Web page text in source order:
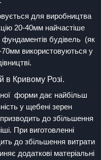
для виробництва
20-40мм найчастіше
фундаментів будівель(як
використовуються у
в Кривому Розі.
форми дає найбільш
у щебені зерен
до збільшення
При виготовленні
до збільшення витрати
додаткові матеріальні